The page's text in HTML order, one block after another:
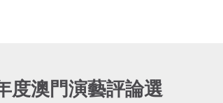
度澳門演藝評論選